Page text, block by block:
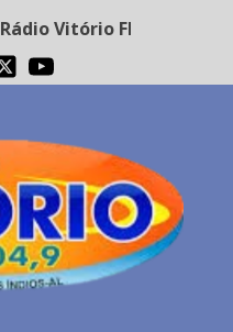
Rádio Vitório FM -